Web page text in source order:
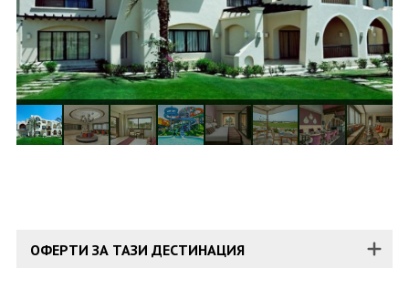
ПОСЛЕДВАЙТЕ НИ
ОФЕРТИ ЗА ТАЗИ ДЕСТИНАЦИЯ